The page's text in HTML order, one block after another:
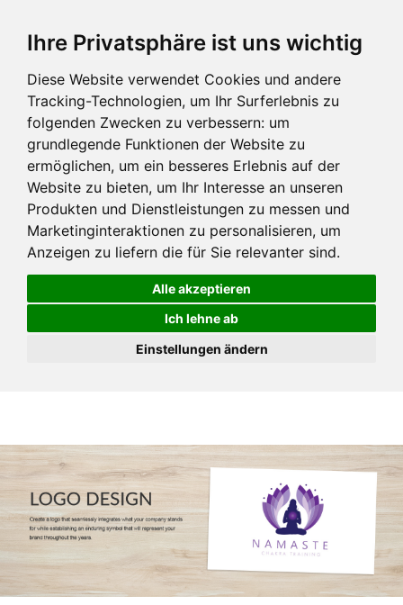
Ihre Privatsphäre ist uns wichtig
Diese Website verwendet Cookies und andere
Tracking-Technologien, um Ihr Surferlebnis zu
folgenden Zwecken zu verbessern: um
grundlegende Funktionen der Website zu
ermöglichen, um ein besseres Erlebnis auf der
Website zu bieten, um Ihr Interesse an unseren
Produkten und Dienstleistungen zu messen und
Marketinginteraktionen zu personalisieren, um
Anzeigen zu liefern die für Sie relevanter sind.
Alle akzeptieren
Ich lehne ab
Einstellungen ändern